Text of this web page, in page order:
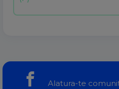
Alatura-te